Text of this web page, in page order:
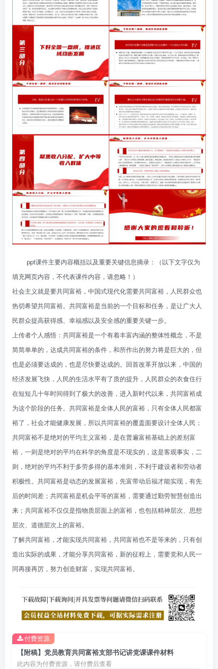
ppt课件主要内容概括以及重要关键信息摘录：（以下文字仅为
填充网页内容，不代表课件内容，请忽略！）
社会主义就是要共同富裕，中国式现代化需要共同富裕，人民群众也
热切希望共同富裕。共同富裕是当前的一个目标和任务，是让广大人
民群众提高获得感、幸福感以及安全感的重要关键一步。
上传者个人感悟：共同富裕是一个有着丰富内涵的整体性概念，不是
简简单单的，达成共同富裕的条件，和所作出的努力将是巨大的，但
也是必须要达成的，也是尽快要达成的。回首改革开放以来，中国的
经济发展飞快，人民的生活水平有了质的提升，人民群众的衣食住行
在短短几十年时间得到了极大的改善，进入新时代以来，共同富裕成
为这个阶段的任务。共同富裕是全体人民的富裕，只有全体人民都富
裕了，社会才能健康发展，所以共同富裕的覆盖面要设计全体人民；
共同富裕不是绝对的平均主义富裕，是在普遍富裕基础上的差别富
裕，一则是绝对的平均在科学的角度是不现实的，这是客观事实，二
则，绝对的平均不利于多劳多得的基本准则，不利于建设者和劳动者
积极性。共同富裕是动态的发展富裕，先富带动后福才能实现，有先
后的时间差；共同富裕是机会平等的富裕，需要通过勤劳智慧创造出
来；共同富裕不仅仅是指物质层面上的富裕，也包括精神层次、思想
层次、道德层次上的富裕。
了解共同富裕，才能实现共同富裕，共同富裕也不是等来的，只有创
造出实际的成果，才能分享共同富裕，新的征程上，需要党和人民一
同再接再厉，努力创造财富，实现共同富裕。
【附稿】党员教育共同富裕支部书记讲党课课件材料
此内容为付费资源，请付费后查看
付费资源